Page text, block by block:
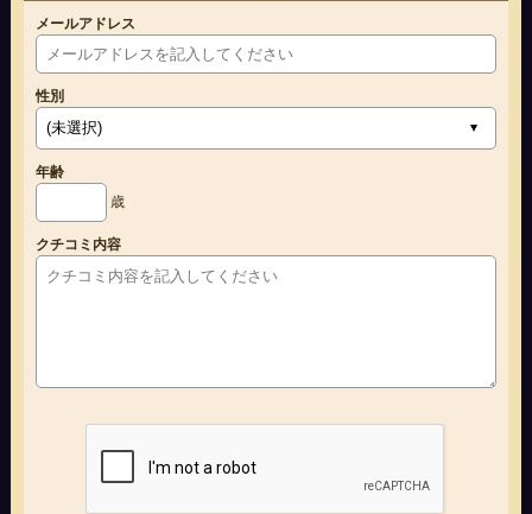
メールアドレス
性別
年齢
歳
クチコミ内容